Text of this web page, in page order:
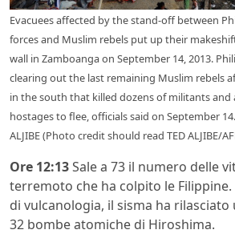
Evacuees affected by the stand-off between
forces and Muslim rebels put up their
wall in Zamboanga on September 14, 2013.
clearing out the last remaining Muslim rebels
in the south that killed dozens of militants and
hostages to flee, officials said on September 14.
ALJIBE (Photo credit should read TED ALJIBE/
Ore 12:13Sale a 73 il numero delle
terremoto che ha colpito le Filippine.
di vulcanologia, il sisma ha rilasciato
32 bombe atomiche di Hiroshima.